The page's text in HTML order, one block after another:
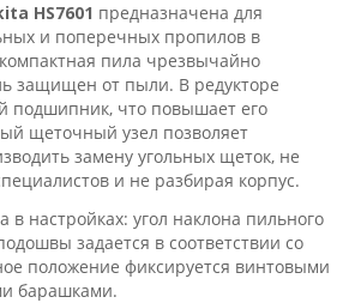
HS7601 предназначена для
и поперечных пропилов в
пила чрезвычайно
защищен от пыли. В редукторе
подшипник, что повышает его
щеточный узел позволяет
замену угольных щеток, не
и не разбирая корпус.
в настройках: угол наклона пильного
задается в соответствии со
положение фиксируется винтовыми
барашками.